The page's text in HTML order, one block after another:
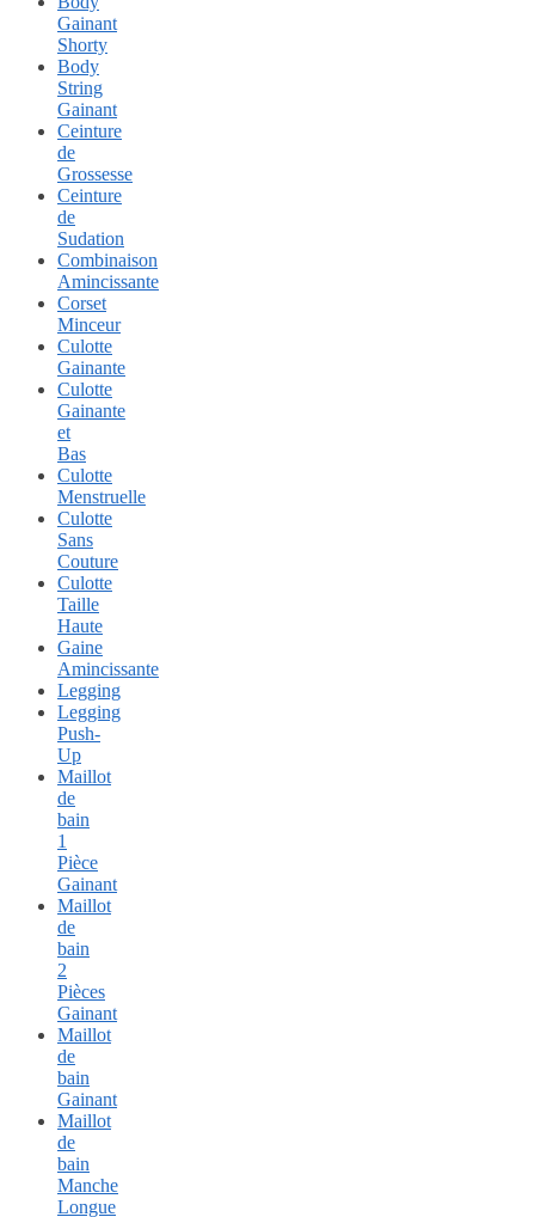
Gainant
Shorty
Body
String
Gainant
Ceinture
de
Grossesse
Ceinture
de
Sudation
Combinaison
Amincissante
Corset
Minceur
Culotte
Gainante
Culotte
Gainante
et
Bas
Culotte
Menstruelle
Culotte
Sans
Couture
Culotte
Taille
Haute
Gaine
Amincissante
Legging
Legging
Push-
Up
Maillot
de
bain
1
Pièce
Gainant
Maillot
de
bain
2
Pièces
Gainant
Maillot
de
bain
Gainant
Maillot
de
bain
Manche
Longue